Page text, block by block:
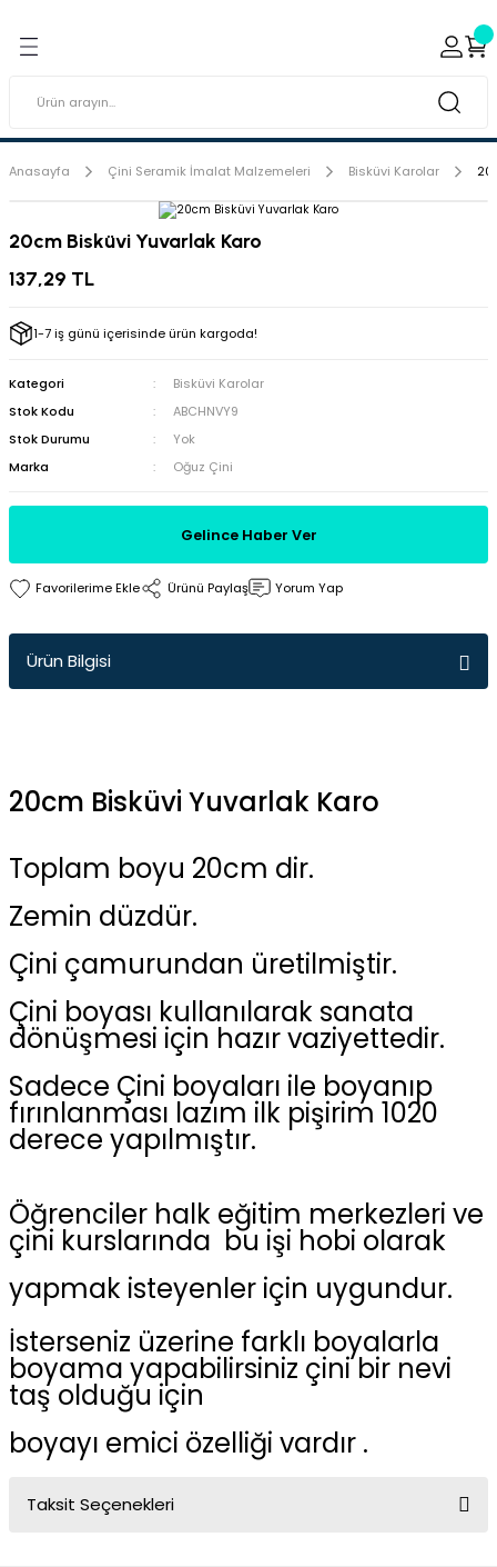
Porselen Boyaları (Toz
Kabartma Boyaları
Tabaklar
Anasayfa Çini Seramik İmalat Malzemeleri Bisküvi Karolar
20cm Bisküvi Yuvarlak Karo
137,29 TL
1-7 iş günü içerisinde ürün kargoda!
Kategori
Bisküvi Karolar
Stok Kodu
ABCHNVY9
Stok Durumu
Yok
Marka
Oğuz Çini
Gelince Haber Ver
Ürünü Paylaş Yorum Yap
Ürün Bilgisi
20cm Bisküvi Yuvarlak Karo
Toplam boyu 20cm dir.
Zemin düzdür.
Çini çamurundan üretilmiştir.
Çini boyası kullanılarak sanata
dönüşmesi için hazır vaziyettedir.
Sadece Çini boyaları ile boyanıp
fırınlanması lazım ilk pişirim 1020
derece yapılmıştır.
Öğrenciler halk eğitim merkezleri ve
çini kurslarında bu işi hobi olarak
yapmak isteyenler için uygundur.
İsterseniz üzerine farklı boyalarla
boyama yapabilirsiniz çini bir nevi
taş olduğu için
boyayı emici özelliği vardır .
Taksit Seçenekleri